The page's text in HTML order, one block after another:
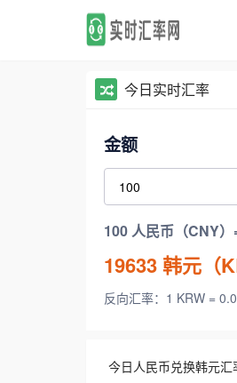
今日实时汇率
金额
100 人民币（CNY）
19633韩元（
反向汇率：1 KRW =
今日人民币兑换韩元汇